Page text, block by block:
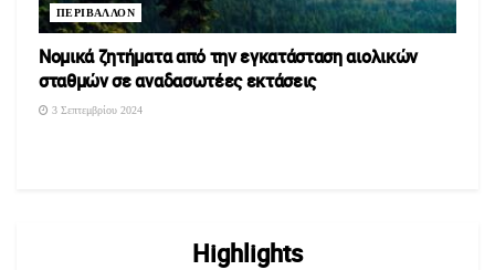
ΠΕΡΙΒΑΛΛΟΝ
Νομικά ζητήματα από την εγκατάσταση αιολικών
σταθμών σε αναδασωτέες εκτάσεις
3 Σεπτεμβρίου 2024
Highlights